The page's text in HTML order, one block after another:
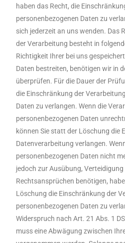
haben das Recht, die
personenbezogenen Daten zu
sich jederzeit an uns wenden. Das
der Verarbeitung besteht in
Richtigkeit Ihrer bei uns
Daten bestreiten, benötigen wir in
überprüfen. Für die Dauer der
die Einschränkung der
Daten zu verlangen. Wenn die
personenbezogenen Daten
können Sie statt der Löschung die
Datenverarbeitung verlangen.
personenbezogenen Daten nicht
jedoch zur Ausübung,
Rechtsansprüchen benötigen,
Löschung die Einschränkung der
personenbezogenen Daten zu
Widerspruch nach Art. 21 Abs. 1
muss eine Abwägung zwischen